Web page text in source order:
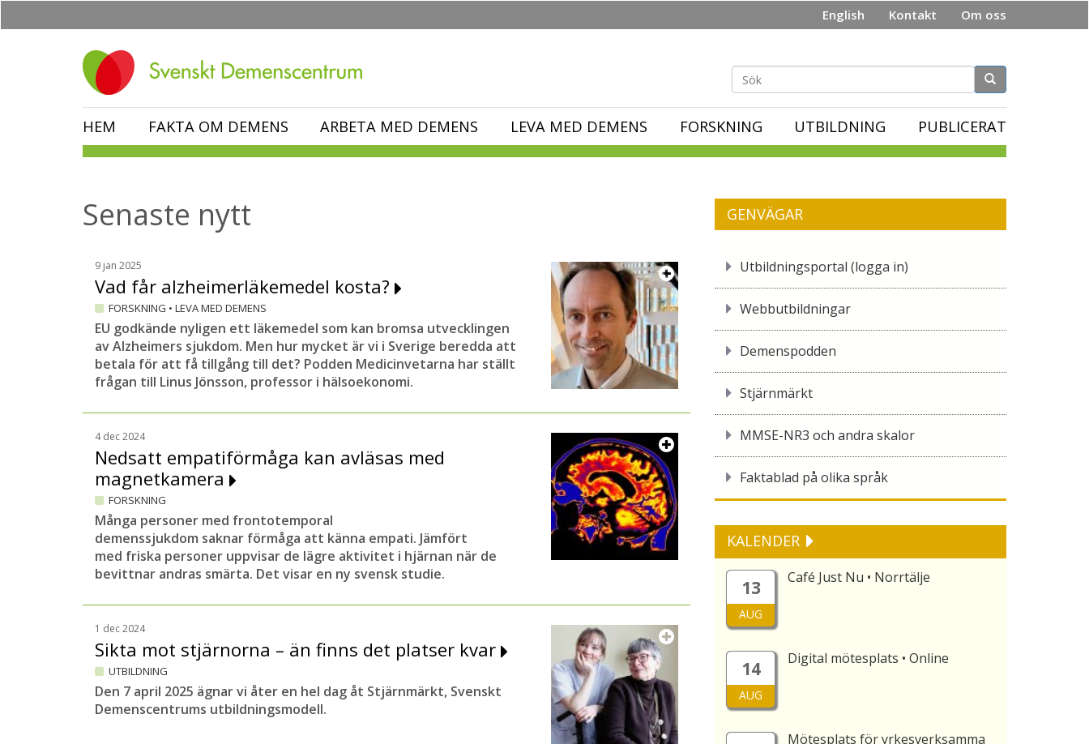
English Kontakt Om oss
Sökformulär
HEM FAKTA OM DEMENS ARBETA MED DEMENS LEVA MED DEMENS FORSKNING UTBILDNING PUBLICERAT
Senaste nytt
9 jan 2025
Vad får alzheimerläkemedel kosta?
FORSKNING • LEVA MED DEMENS
EU godkände nyligen ett läkemedel som kan bromsa utvecklingen
av Alzheimers sjukdom. Men hur mycket är vi i Sverige beredda att
betala för att få tillgång till det? Podden Medicinvetarna har ställt
frågan till Linus Jönsson, professor i hälsoekonomi.
4 dec 2024
Nedsatt empatiförmåga kan avläsas med
magnetkamera
FORSKNING
Många personer med frontotemporal
demenssjukdom saknar förmåga att känna empati. Jämfört
med friska personer uppvisar de lägre aktivitet i hjärnan när de
bevittnar andras smärta. Det visar en ny svensk studie.
1 dec 2024
Sikta mot stjärnorna – än finns det platser kvar
UTBILDNING
Den 7 april 2025 ägnar vi åter en hel dag åt Stjärnmärkt, Svenskt
Demenscentrums utbildningsmodell.
GENVÄGAR
Utbildningsportal (logga in)
Webbutbildningar
Demenspodden
Stjärnmärkt
MMSE-NR3 och andra skalor
Faktablad på olika språk
KALENDER
13
AUG
Café Just Nu • Norrtälje
14
AUG
Digital mötesplats • Online
Mötesplats för yrkesverksamma